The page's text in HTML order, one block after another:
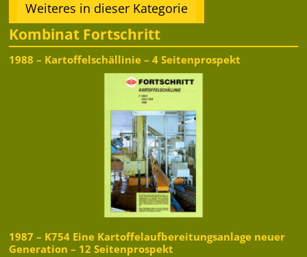
Weiteres in dieser Kategorie
Kombinat Fortschritt
1988 – Kartoffelschällinie – 4 Seitenprospekt
1987 – K754 Eine Kartoffelaufbereitungsanlage neuer
Generation – 12 Seitenprospekt